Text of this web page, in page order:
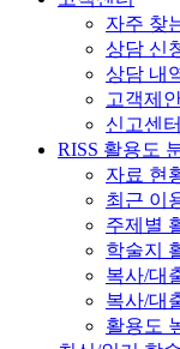
자주 찾
상담 신
상담 내
고객제
신고센터
RISS 활용도
자료 현
최근 이
주제별
학술지
복사/대
복사/대
활용도